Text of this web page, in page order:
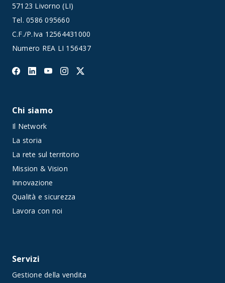
57123 Livorno (LI)
Tel.0586 095660
C.F./P.Iva 12564431000
Numero REA LI 156437
Chi siamo
Il Network
La storia
La rete sul territorio
Mission & Vision
Innovazione
Qualità e sicurezza
Lavora con noi
Servizi
Gestione della vendita